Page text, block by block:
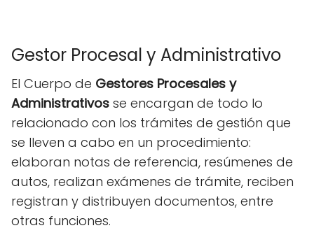
Gestor Procesal y Administrativo
El Cuerpo de Gestores Procesales y
Administrativos se encargan de todo lo
relacionado con los trámites de gestión que
se lleven a cabo en un procedimiento:
elaboran notas de referencia, resúmenes de
autos, realizan exámenes de trámite, reciben
registran y distribuyen documentos, entre
otras funciones.